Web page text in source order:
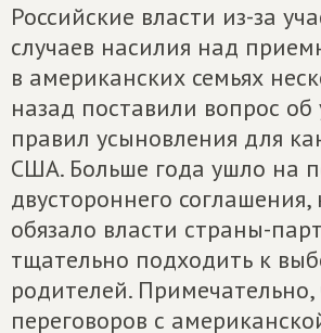
Российские власти из-за
случаев насилия над
в американских семьях
назад поставили вопрос об
правил усыновления для
США. Больше года ушло на
двустороннего соглашения,
обязало власти страны-
тщательно подходить к
родителей.
переговоров с